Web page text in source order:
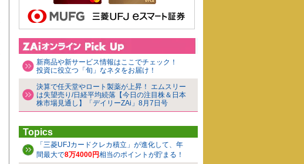
新商品や新サービス情報はここでチェック！
投資に役立つ「旬」なネタをお届け！
決算で任天堂やロート製薬が上昇！ エムスリー
は失望売り/日経平均続落【今日の注目株＆日本
株市場見通し】「デイリーZAi」8月7日号
Topics
「三菱UFJカードクレカ積立」が進化して、年
間最大で8万4000円相当のポイントが貯まる！